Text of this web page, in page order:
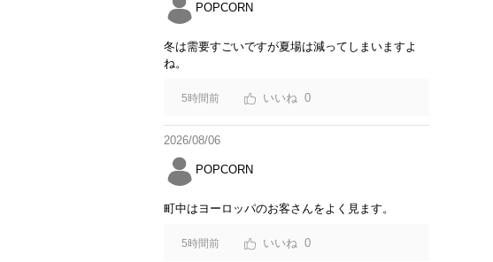
POPCORN
冬は需要すごいですが夏場は減ってしまいますよ
ね。
5時間前 0
2026/08/06
POPCORN
町中はヨーロッパのお客さんをよく見ます。
5時間前 0